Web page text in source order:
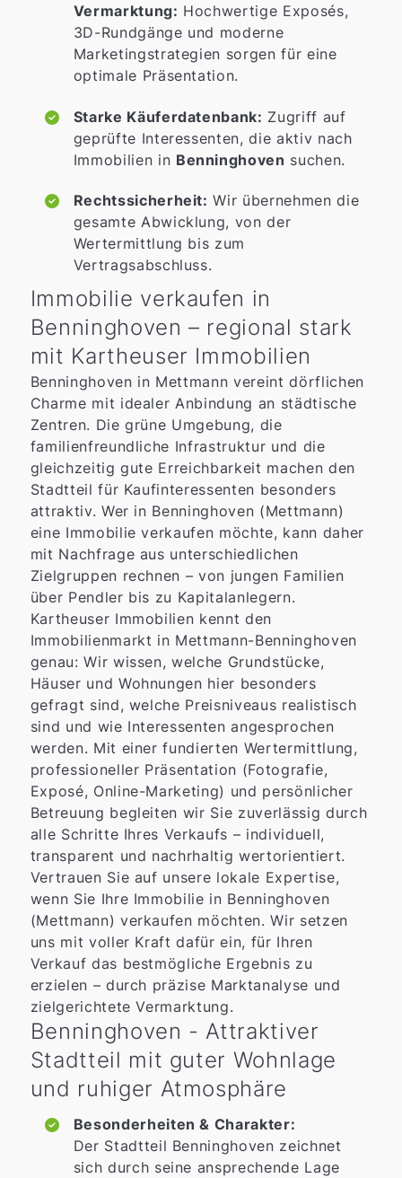
Vermarktung: Hochwertige Exposés,
3D-Rundgänge und moderne
Marketingstrategien sorgen für eine
optimale Präsentation.
Starke Käuferdatenbank: Zugriff auf
geprüfte Interessenten, die aktiv nach
Immobilien in Benninghoven suchen.
Rechtssicherheit: Wir übernehmen die
gesamte Abwicklung, von der
Wertermittlung bis zum
Vertragsabschluss.
Immobilie verkaufen in
Benninghoven – regional stark
mit Kartheuser Immobilien
Benninghoven in Mettmann vereint dörflichen
Charme mit idealer Anbindung an städtische
Zentren. Die grüne Umgebung, die
familienfreundliche Infrastruktur und die
gleichzeitig gute Erreichbarkeit machen den
Stadtteil für Kaufinteressenten besonders
attraktiv. Wer in Benninghoven (Mettmann)
eine Immobilie verkaufen möchte, kann daher
mit Nachfrage aus unterschiedlichen
Zielgruppen rechnen – von jungen Familien
über Pendler bis zu Kapitalanlegern.
Kartheuser Immobilien kennt den
Immobilienmarkt in Mettmann-Benninghoven
genau: Wir wissen, welche Grundstücke,
Häuser und Wohnungen hier besonders
gefragt sind, welche Preisniveaus realistisch
sind und wie Interessenten angesprochen
werden. Mit einer fundierten Wertermittlung,
professioneller Präsentation (Fotografie,
Exposé, Online-Marketing) und persönlicher
Betreuung begleiten wir Sie zuverlässig durch
alle Schritte Ihres Verkaufs – individuell,
transparent und nachrhaltig wertorientiert.
Vertrauen Sie auf unsere lokale Expertise,
wenn Sie Ihre Immobilie in Benninghoven
(Mettmann) verkaufen möchten. Wir setzen
uns mit voller Kraft dafür ein, für Ihren
Verkauf das bestmögliche Ergebnis zu
erzielen – durch präzise Marktanalyse und
zielgerichtete Vermarktung.
Benninghoven - Attraktiver
Stadtteil mit guter Wohnlage
und ruhiger Atmosphäre
Besonderheiten & Charakter:
Der Stadtteil Benninghoven zeichnet
sich durch seine ansprechende Lage